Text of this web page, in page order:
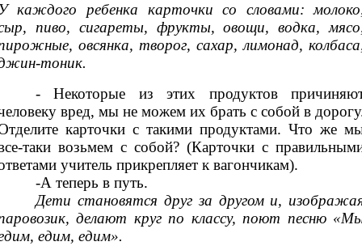
каждого ребенка карточки со словами:
пиво, сигареты, фрукты, овощи, водка,
овсянка, творог,сахар, лимонад,
тоник.
- Некоторые из этих продуктов
вред, мы не можем их брать с собой в
карточки с такими продуктами. Что же
таки возьмем с собой? (Карточки с
учитель прикрепляет к вагончикам).
-А теперь в путь.
Дети становятся друг за другом и,
делают круг по классу, поют песню
едим, едим».